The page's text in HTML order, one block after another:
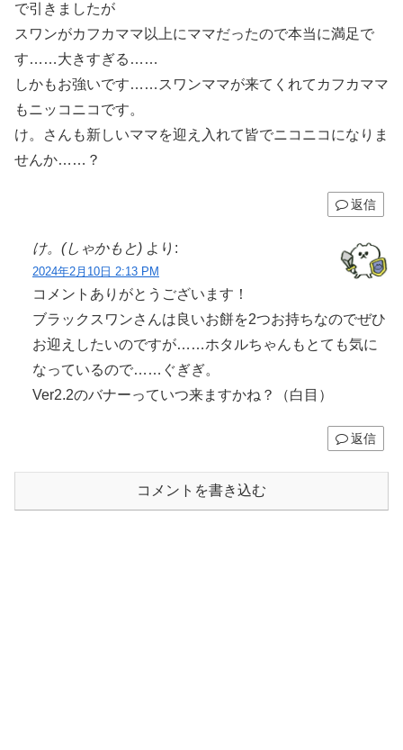
で引きましたが
スワンがカフカママ以上にママだったので本当に満足で
す……大きすぎる……
しかもお強いです……スワンママが来てくれてカフカママ
もニッコニコです。
け。さんも新しいママを迎え入れて皆でニコニコになりま
せんか……？
返信
け。(しゃかもと) より:
2024年2月10日 2:13 PM
コメントありがとうございます！
ブラックスワンさんは良いお餅を2つお持ちなのでぜひ
お迎えしたいのですが……ホタルちゃんもとても気に
なっているので……ぐぎぎ。
Ver2.2のバナーっていつ来ますかね？（白目）
返信
コメントを書き込む